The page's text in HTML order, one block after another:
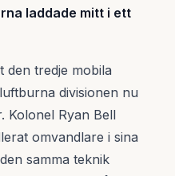
laddade mitt i ett
den tredje mobila
divisionen nu
Kolonel Ryan Bell
omvandlare i sina
samma teknik